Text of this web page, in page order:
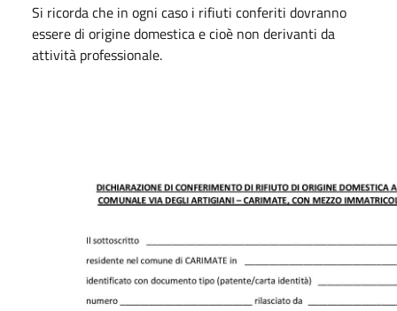
Si ricorda che in ogni caso i rifiuti conferiti dovranno
essere di origine domestica e cioè non derivanti da
attività professionale.